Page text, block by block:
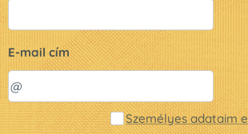
E-mail cím
Személyes adataim e